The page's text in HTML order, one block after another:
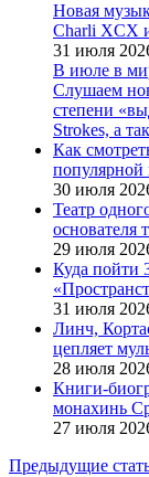
Новая
Charli XCX
31 июля
В июле в
Слушаем
степени
Strokes, а
Как
популярной
30 июля
Театр
основателя
29 июля
Куда пойти
31 июля
Линч,
цепляет
28 июля
Книги-
монахинь
27 июля
Предыдущие